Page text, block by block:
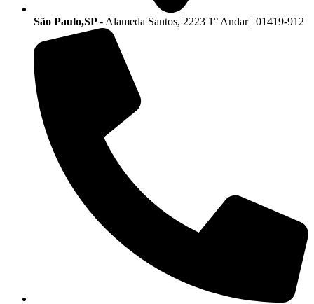
São Paulo,SP- Alameda Santos, 2223 1° Andar | 01419-912